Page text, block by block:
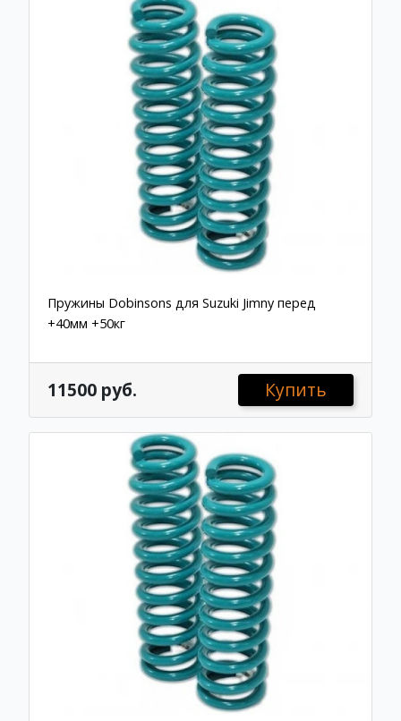
Пружины Dobinsons для Suzuki Jimny перед
+40мм +50кг
11500 руб. Купить